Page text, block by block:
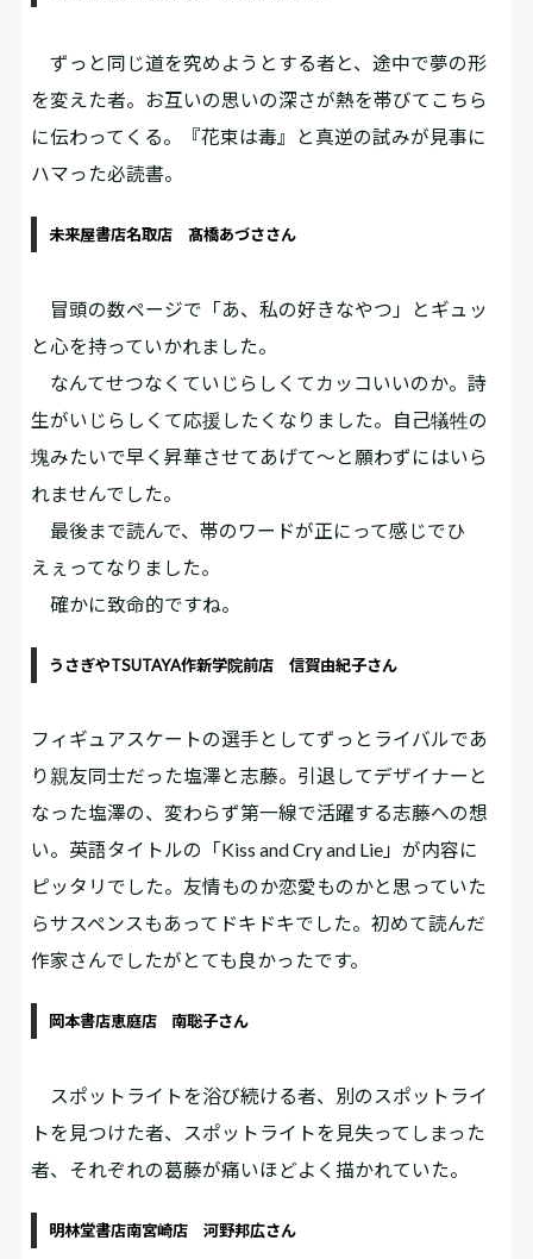
ずっと同じ道を究めようとする者と、途中で夢の形
を変えた者。お互いの思いの深さが熱を帯びてこちら
に伝わってくる。『花束は毒』と真逆の試みが見事に
ハマった必読書。
未来屋書店名取店 髙橋あづささん
冒頭の数ページで「あ、私の好きなやつ」とギュッ
と心を持っていかれました。
なんてせつなくていじらしくてカッコいいのか。詩
生がいじらしくて応援したくなりました。自己犠牲の
塊みたいで早く昇華させてあげて～と願わずにはいら
れませんでした。
最後まで読んで、帯のワードが正にって感じでひ
えぇってなりました。
確かに致命的ですね。
うさぎやTSUTAYA作新学院前店 信賀由紀子さん
フィギュアスケートの選手としてずっとライバルであ
り親友同士だった塩澤と志藤。引退してデザイナーと
なった塩澤の、変わらず第一線で活躍する志藤への想
い。英語タイトルの「Kiss and Cry and Lie」が内容に
ピッタリでした。友情ものか恋愛ものかと思っていた
らサスペンスもあってドキドキでした。初めて読んだ
作家さんでしたがとても良かったです。
岡本書店恵庭店 南聡子さん
スポットライトを浴び続ける者、別のスポットライ
トを見つけた者、スポットライトを見失ってしまった
者、それぞれの葛藤が痛いほどよく描かれていた。
明林堂書店南宮崎店 河野邦広さん